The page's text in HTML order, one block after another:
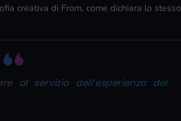
creativa di From, come dichiara lo stesso
al servizio dell’esperienza del